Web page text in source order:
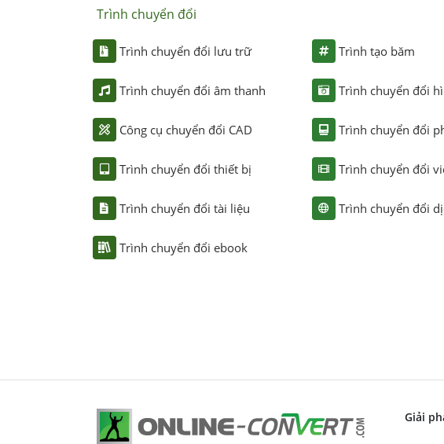
Trình chuyển đổi
Trình chuyển đổi lưu trữ
Trình chuyển đổi âm thanh
Công cụ chuyển đổi CAD
Trình chuyển đổi thiết bị
Trình chuyển đổi tài liệu
Trình chuyển đổi ebook
Trình tạo băm
Trình chuyển đổi
Trình chuyển đổi
Trình chuyển đổi
Trình chuyển đổi
Giải